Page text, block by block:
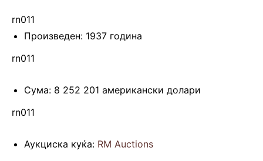
rn011
Произведен: 1937 година
rn011
Сума: 8 252 201 американски долари
rn011
Аукциска куќа: RM Auctions